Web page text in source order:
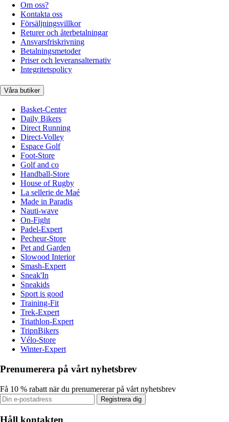
Om oss?
Kontakta oss
Försäljningsvillkor
Returer och återbetalningar
Ansvarsfriskrivning
Betalningsmetoder
Priser och leveransalternativ
Integritetspolicy
Våra butiker
Basket-Center
Daily Bikers
Direct Running
Direct-Volley
Espace Golf
Foot-Store
Golf and co
Handball-Store
House of Rugby
La sellerie de Maé
Made in Paradis
Nauti-wave
On-Fight
Padel-Expert
Pecheur-Store
Pet and Garden
Slowood Interior
Smash-Expert
Sneak'In
Sneakids
Sport is good
Training-Fit
Trek-Expert
Triathlon-Expert
TripnBikers
Vélo-Store
Winter-Expert
Prenumerera på vårt nyhetsbrev
Få 10 % rabatt när du prenumererar på vårt nyhetsbrev
Registrera dig
Håll kontakten